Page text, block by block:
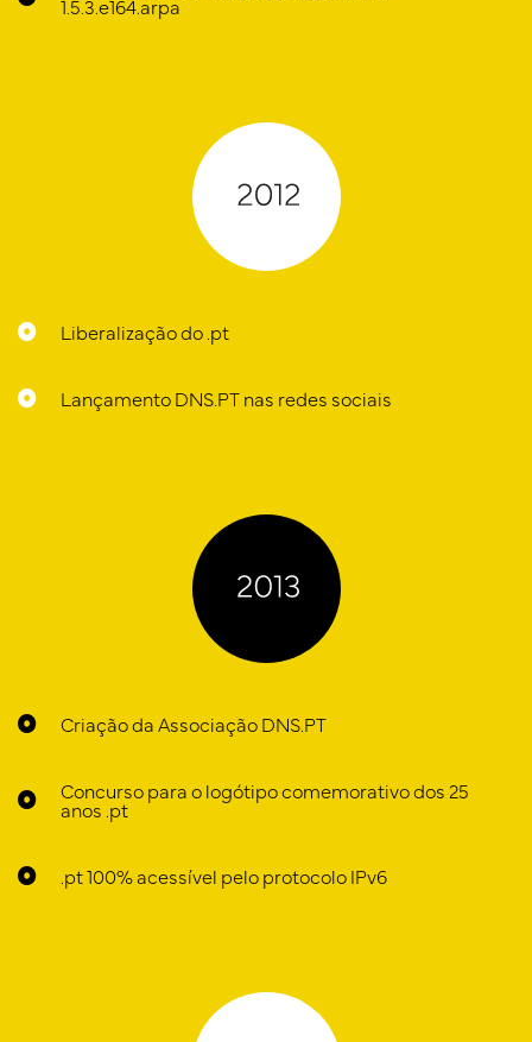
1.5.3.e164.arpa
Liberalização do .pt
Lançamento DNS.PT nas redes sociais
Criação da Associação DNS.PT
Concurso para o logótipo comemorativo dos 25
anos .pt
.pt 100% acessível pelo protocolo IPv6